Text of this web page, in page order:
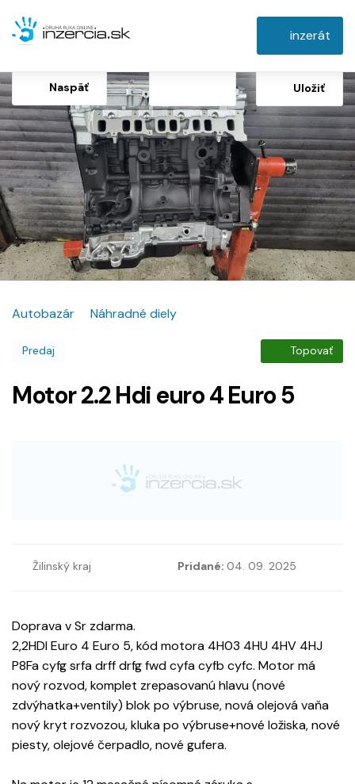
inzerát
Naspäť Uložiť
Autobazár Náhradné diely
Predaj Topovať
Motor 2.2 Hdi euro 4 Euro 5
Žilinský kraj Pridané: 04. 09. 2025
Doprava v Sr zdarma.
2,2HDI Euro 4 Euro 5, kód motora 4H03 4HU 4HV 4HJ
P8Fa cyfg srfa drff drfg fwd cyfa cyfb cyfc. Motor má
nový rozvod, komplet zrepasovanú hlavu (nové
zdvýhatka+ventily) blok po výbruse, nová olejová vaňa
nový kryt rozvozou, kluka po výbruse+nové ložiska, nové
piesty, olejové čerpadlo, nové gufera.